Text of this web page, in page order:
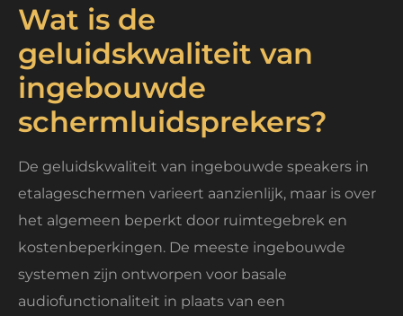
Wat is de
geluidskwaliteit van
ingebouwde
schermluidsprekers?
De geluidskwaliteit van ingebouwde speakers in
etalageschermen varieert aanzienlijk, maar is over
het algemeen beperkt door ruimtegebrek en
kostenbeperkingen. De meeste ingebouwde
systemen zijn ontworpen voor basale
audiofunctionaliteit in plaats van een